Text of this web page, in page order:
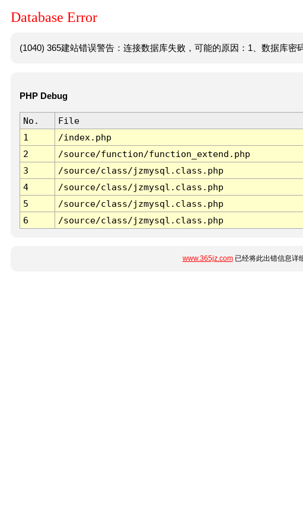
Database Error
(1040) 365建站错误警告：连接数据库失败，可能的原因：1、数据库密
PHP Debug
No. File
1
/index.php
2
/source/function/function_extend.php
3
/source/class/jzmysql.class.php
4
/source/class/jzmysql.class.php
5
/source/class/jzmysql.class.php
6
/source/class/jzmysql.class.php
www.365jz.com已经将此出错信息详